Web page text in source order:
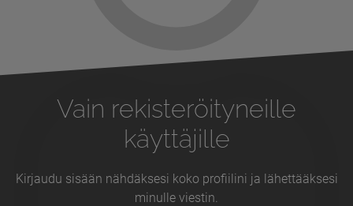
Vain rekisteröityneille
käyttäjille
Kirjaudu sisään nähdäksesi koko profiilini ja lähettääksesi
minulle viestin.